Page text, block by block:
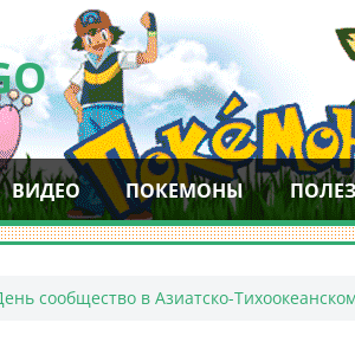
ВИДЕО ПОКЕМОНЫ
сообщество в Азиатско-